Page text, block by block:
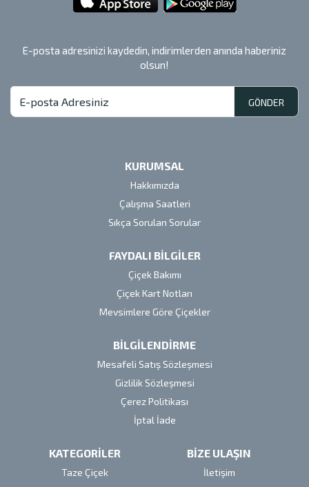
E-posta adresinizi kaydedin, indirimlerden anında haberiniz
olsun!
GÖNDER
KURUMSAL
Hakkımızda
Çalışma Saatleri
Sıkça Sorulan Sorular
FAYDALI BİLGİLER
Çiçek Bakımı
Çiçek Kart Notları
Mevsimlere Göre Çiçekler
BİLGİLENDİRME
Mesafeli Satış Sözleşmesi
Gizlilik Sözleşmesi
Çerez Politikası
İptal İade
KATEGORİLER
Taze Çiçek
BİZE ULAŞIN
İletişim